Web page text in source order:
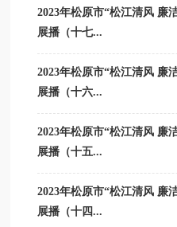
2023年松原市“松江清风 廉
展播（十七...
2023年松原市“松江清风 廉
展播（十六...
2023年松原市“松江清风 廉
展播（十五...
2023年松原市“松江清风 廉
展播（十四...